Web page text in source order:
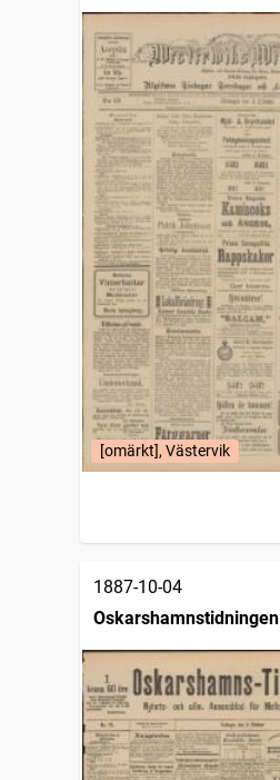
[omärkt], Västervik
1887-10-04
Oskarshamnstidningen